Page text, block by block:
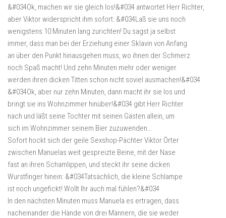
&#034Ok, machen wir sie gleich los!&#034 antwortet Herr Richter,
aber Viktor widerspricht ihm sofort: &#034Laß sie uns noch
wenigstens 10 Minuten lang zurichten! Du sagst ja selbst
immer, dass man bei der Erziehung einer Sklavin von Anfang
an über den Punkt hinausgehen muss, wo ihnen der Schmerz
noch Spaß macht! Und zehn Minuten mehr oder weniger
werden ihren dicken Titten schon nicht soviel ausmachen!&#034
&#034Ok, aber nur zehn Minuten, dann macht ihr sie los und
bringt sie ins Wohnzimmer hinüber!&#034 gibt Herr Richter
nach und läßt seine Tochter mit seinen Gästen allein, um
sich im Wohnzimmer seinem Bier zuzuwenden…
Sofort hockt sich der geile Sexshop-Pächter Viktor Örter
zwischen Manuelas weit gespreizte Beine, mit der Nase
fast an ihren Schamlippen, und steckt ihr seine dicken
Wurstfinger hinein: &#034Tatsächlich, die kleine Schlampe
ist noch ungefickt! Wollt Ihr auch mal fühlen?&#034
In den nächsten Minuten muss Manuela es ertragen, dass
nacheinander die Hände von drei Männern, die sie weder